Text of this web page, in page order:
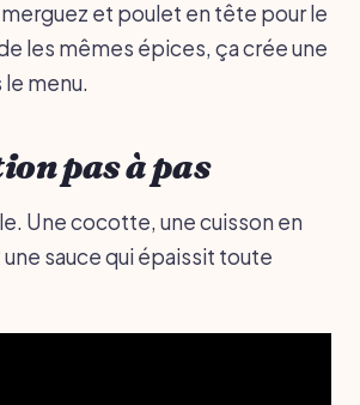
merguez et poulet en tête pour le
les mêmes épices, ça crée une
menu.
pas à pas
Une cocotte, une cuisson en
sauce qui épaissit toute